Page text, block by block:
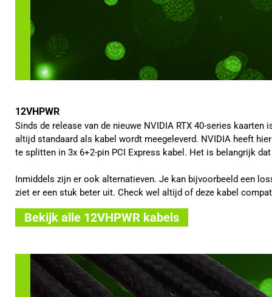
12VHPWR
Sinds de release van de nieuwe NVIDIA RTX 40-series
altijd standaard als kabel wordt meegeleverd. NVIDIA heeft
te splitten in 3x 6+2-pin PCI Express kabel. Het is belangrijk
Inmiddels zijn er ook alternatieven. Je kan bijvoorbeeld een
ziet er een stuk beter uit. Check wel altijd of deze kabel
Bekijk alle 12VHPWR kabels